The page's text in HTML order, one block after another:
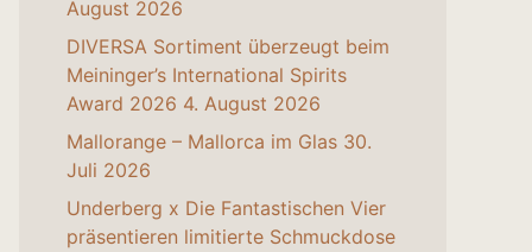
August 2026
DIVERSA Sortiment überzeugt beim
Meininger’s International Spirits
Award 2026 4. August 2026
Mallorange – Mallorca im Glas 30.
Juli 2026
Underberg x Die Fantastischen Vier
präsentieren limitierte Schmuckdose